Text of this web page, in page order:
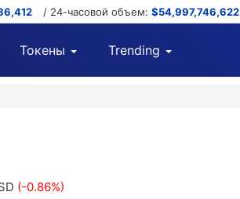
/ 24-часовой объем: $54,997,746,622
Токены Trending
(-0.86%)